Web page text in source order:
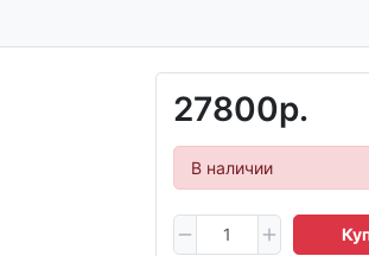
27800р.
В наличии